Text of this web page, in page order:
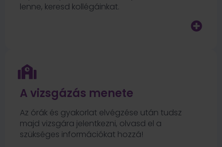
lenne, keresd kollégáinkat.
A vizsgázás menete
Az órák és gyakorlat elvégzése után tudsz
majd vizsgára jelentkezni, olvasd el a
szükséges információkat hozzá!